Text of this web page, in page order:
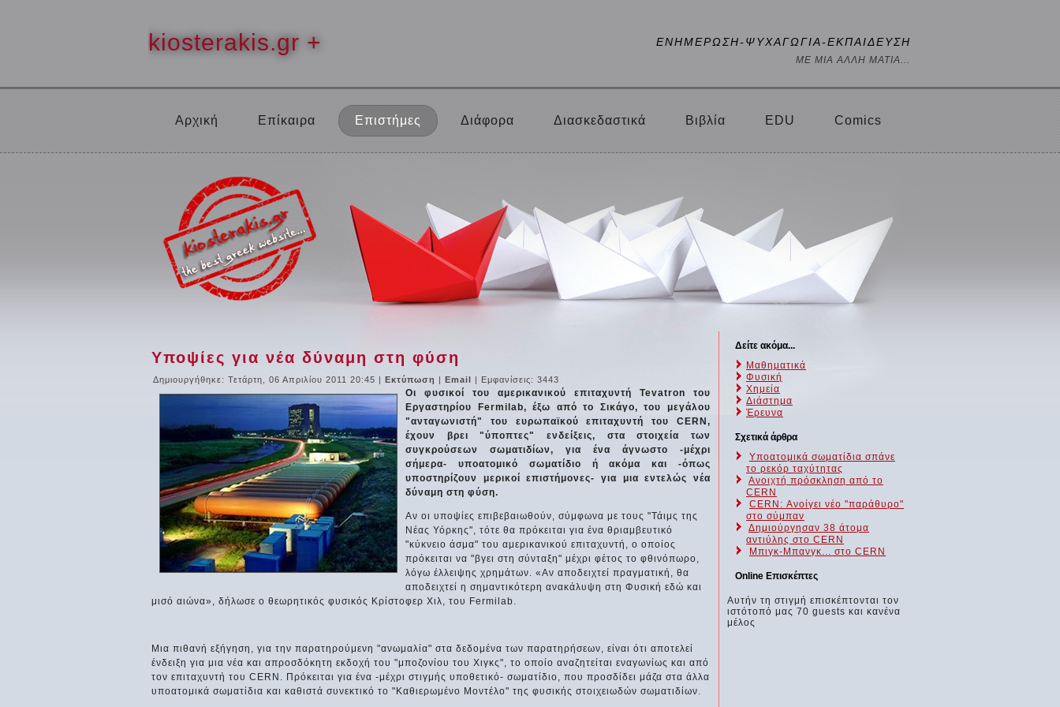
kiosterakis.gr + ΕΝΗΜΕΡΩΣΗ-ΨΥΧΑΓΩΓΙΑ-ΕΚΠΑΙΔΕΥΣΗ
ΜΕ ΜΙΑ ΑΛΛΗ ΜΑΤΙΑ...
Αρχική Επίκαιρα Επιστήμες Διάφορα Διασκεδαστικά Βιβλία EDU Comics
Υποψίες για νέα δύναμη στη φύση
Δημιουργήθηκε: Τετάρτη, 06 Απριλίου 2011 20:45 | Εκτύπωση | Email | Εμφανίσεις: 3443
Οι φυσικοί του αμερικανικού επιταχυντή Tevatron του
Εργαστηρίου Fermilab, έξω από το Σικάγο, του μεγάλου
"ανταγωνιστή" του ευρωπαϊκού επιταχυντή του CERN,
έχουν βρει "ύποπτες" ενδείξεις, στα στοιχεία των
συγκρούσεων σωματιδίων, για ένα άγνωστο -μέχρι
σήμερα- υποατομικό σωματίδιο ή ακόμα και -όπως
υποστηρίζουν μερικοί επιστήμονες- για μια εντελώς νέα
δύναμη στη φύση.
Αν οι υποψίες επιβεβαιωθούν, σύμφωνα με τους "Τάιμς της
Νέας Υόρκης", τότε θα πρόκειται για ένα θριαμβευτικό
"κύκνειο άσμα" του αμερικανικού επιταχυντή, ο οποίος
πρόκειται να "βγει στη σύνταξη" μέχρι φέτος το φθινόπωρο,
λόγω έλλειψης χρημάτων. «Αν αποδειχτεί πραγματική, θα
αποδειχτεί η σημαντικότερη ανακάλυψη στη Φυσική εδώ και
μισό αιώνα», δήλωσε ο θεωρητικός φυσικός Κρίστοφερ Χιλ, του Fermilab.
Μια πιθανή εξήγηση, για την παρατηρούμενη "ανωμαλία" στα δεδομένα των παρατηρήσεων, είναι ότι αποτελεί
ένδειξη για μια νέα και απροσδόκητη εκδοχή του "μποζονίου του Χιγκς", το οποίο αναζητείται εναγωνίως και από
τον επιταχυντή του CERN. Πρόκειται για ένα -μέχρι στιγμής υποθετικό- σωματίδιο, που προσδίδει μάζα στα άλλα
υποατομικά σωματίδια και καθιστά συνεκτικό το "Καθιερωμένο Μοντέλο" της φυσικής στοιχειωδών σωματιδίων.
Δείτε ακόμα...
Μαθηματικά
Φυσική
Χημεία
Διάστημα
Έρευνα
Σχετικά άρθρα
Υποατομικά σωματίδια σπάνε
το ρεκόρ ταχύτητας
Ανοιχτή πρόσκληση από το
CERN
CERN: Ανοίγει νέο "παράθυρο"
στο σύμπαν
Δημιούργησαν 38 άτομα
αντιύλης στο CERN
Μπιγκ-Μπανγκ... στο CERN
Online Επισκέπτες
Αυτήν τη στιγμή επισκέπτονται τον
ιστότοπό μας 70 guests και κανένα
μέλος